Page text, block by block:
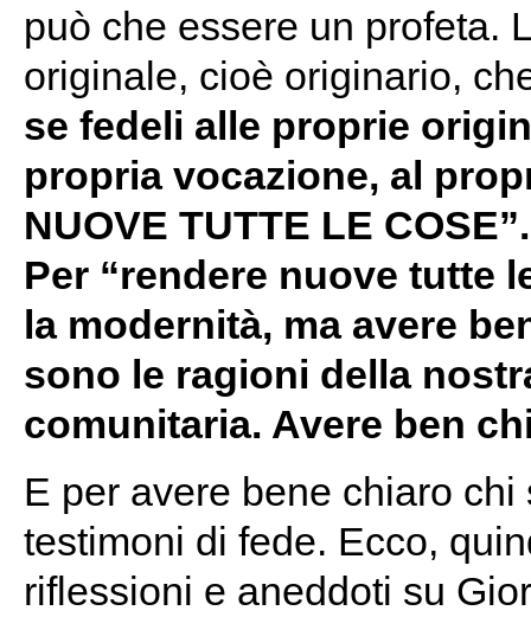
può che essere un profeta.
originale, cioè originario,
se fedeli alle proprie
propria vocazione, al
NUOVE TUTTE LE COSE”.
Per “rendere nuove tutte
la modernità, ma avere
sono le ragioni della
comunitaria. Avere ben
E per avere bene chiaro
testimoni di fede. Ecco,
riflessioni e aneddoti su